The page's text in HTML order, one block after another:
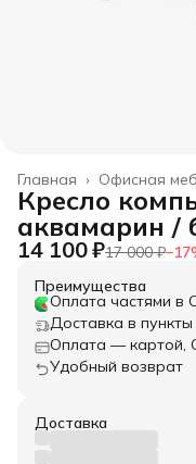
Офисная
Главная ›
Кресло
аквамарин /
14 100 ₽17 000 ₽−17
Преимущества
Оплата частями в
Доставка в
Оплата — картой,
Удобный возврат
Доставка